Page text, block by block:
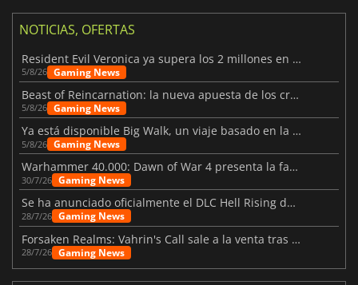
NOTICIAS, OFERTAS
Resident Evil Veronica ya supera los 2 millones en listas de deseados
5/8/26 Gaming News
Beast of Reincarnation: la nueva apuesta de los creadores de Pokémon
5/8/26 Gaming News
Ya está disponible Big Walk, un viaje basado en la amistad
5/8/26 Gaming News
Warhammer 40.000: Dawn of War 4 presenta la facción de los Necrones
30/7/26 Gaming News
Se ha anunciado oficialmente el DLC Hell Rising de Nioh 3
28/7/26 Gaming News
Forsaken Realms: Vahrin's Call sale a la venta tras una década
28/7/26 Gaming News